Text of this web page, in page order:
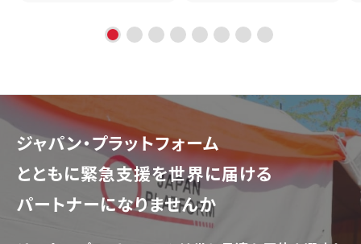
ジャパン・プラットフォーム
とともに緊急支援を世界に届ける
パートナーになりませんか